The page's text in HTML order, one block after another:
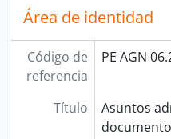
Área de identidad
Código de
referencia
PE AGN
Título
Asuntos